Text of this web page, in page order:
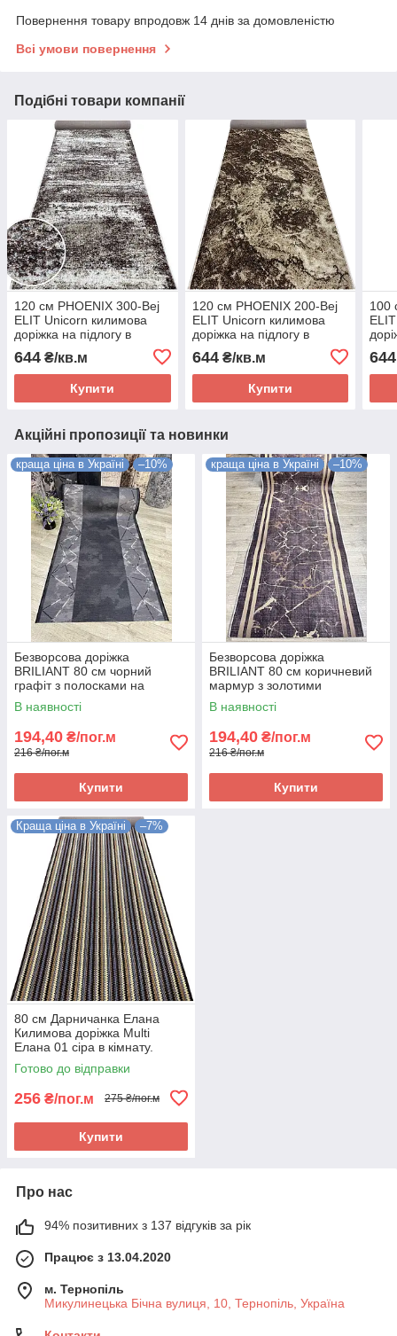
Повернення товару впродовж 14 днів за домовленістю
Всі умови повернення
Подібні товари компанії
120 см PHOENIX 300-Bej
ELIT Unicorn килимова
доріжка на підлогу в
житлове приміщення з еко
ворсом і натуральною
тканиною.
644 ₴/кв.м
Купити
120 см PHOENIX 200-Bej
ELIT Unicorn килимова
доріжка на підлогу в
житлове приміщення з еко
ворсом і натуральною
тканиною.
644₴/кв.м
Купити
100
644
Акційні пропозиції та новинки
краща ціна в Україні –10%
Безворсова доріжка
BRILIANT 80 см чорний
графіт з полосками на
підлогу на кухню, в коридор
В наявності
194,40 ₴/пог.м
216 ₴/пог.м
Купити
краща ціна в Україні –10%
Безворсова доріжка
BRILIANT 80 см коричневий
мармур з золотими
полосками на підлогу на
кухню, в коридор
В наявності
194,40 ₴/пог.м
216 ₴/пог.м
Купити
Краща ціна в Україні –7%
80 см Дарничанка Елана
Килимова доріжка Multi
Елана 01 сіра в кімнату.
Якісна килимова доріжка
Готово до відправки
256 ₴/пог.м 275 ₴/пог.м
Купити
Про нас
94% позитивних з 137 відгуків за рік
Працює з 13.04.2020
м. Тернопіль
Микулинецька Бічна вулиця, 10, Тернопіль, Україна